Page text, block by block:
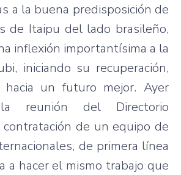
a la buena predisposición de
de Itaipu del lado brasileño,
inflexión importantísima a la
iniciando su recuperación,
hacia un futuro mejor. Ayer
reunión del Directorio
contratación de un equipo de
de primera línea
a hacer el mismo trabajo que